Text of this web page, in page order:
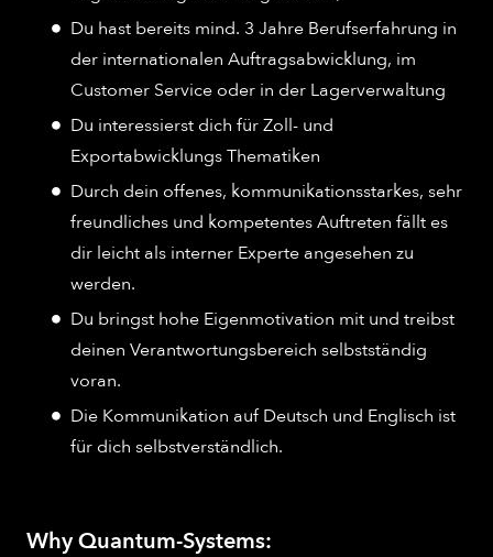
Du hast bereits mind. 3 Jahre Berufserfahrung in
der internationalen Auftragsabwicklung, im
Customer Service oder in der Lagerverwaltung
Du interessierst dich für Zoll- und
Exportabwicklungs Thematiken
Durch dein offenes, kommunikationsstarkes, sehr
freundliches und kompetentes Auftreten fällt es
dir leicht als interner Experte angesehen zu
werden.
Du bringst hohe Eigenmotivation mit und treibst
deinen Verantwortungsbereich selbstständig
voran.
Die Kommunikation auf Deutsch und Englisch ist
für dich selbstverständlich.
Why Quantum-Systems: